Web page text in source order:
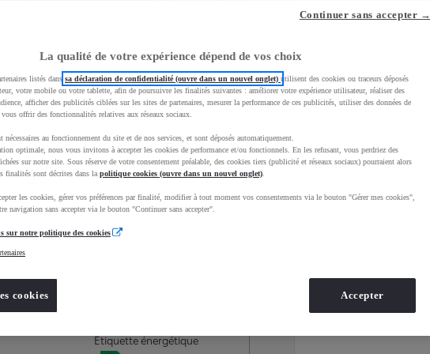
Services Concession
Occasions
Étiquette énergétique
La qualité de votre expérience dépend de vos choix
listés dans sa déclaration de confidentialité (ouvre dans un nouvel onglet) utilisent des cookies ou traceurs déposés
votre mobile ou votre tablette, afin de poursuivre les finalités suivantes : améliorer votre expérience utilisateur, réaliser des
afficher des publicités ciblées sur les sites de partenaires, mesurer la performance de ces publicités, utiliser des données de
offrir des fonctionnalités relatives aux réseaux sociaux.
nécessaires au fonctionnement du site et de nos services, et sont déposés automatiquement.
optimale, nous vous invitons à accepter les cookies de performance et/ou fonctionnels. En les refusant, vous perdriez des
sur notre site. Sous réserve de votre consentement préalable, des cookies tiers (publicité et réseaux sociaux) pourraient alors
finalités sont décrites dans la politique cookies (ouvre dans un nouvel onglet)
les cookies, gérer vos préférences par finalité, modifier à tout moment vos consentements via le bouton "Gérer mes cookies",
navigation sans accepter via le bouton "Continuer sans accepter".
sur notre politique des cookies
cookies
Continuer sans accepter →
Accepter